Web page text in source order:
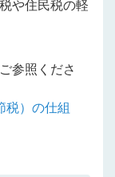
や住民税の軽
参照くださ
税）の仕組